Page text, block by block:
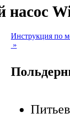
насос
Инструкция по
»